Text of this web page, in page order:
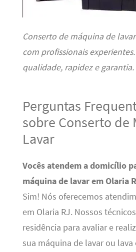
Conserto de máquina de
com profissionais
qualidade, rapidez e garantia.
Perguntas
sobre Conserto de
Lavar
Vocês atendem a domicílio
máquina de lavar em Olaria
Sim! Nós oferecemos
em Olaria RJ. Nossos
residência para avaliar e
sua máquina de lavar ou lava